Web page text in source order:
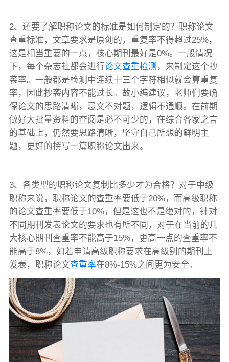
2、还要了解职称论文的标准是如何制定的？职称论文
查重标准，文章要求是原创的，重复率不得超过25%，
这是相当重要的一点，核心期刊最好是0%。一般情况
下，每个杂志社都会进行论文查重检测 ，来制定这个抄
袭率。一般都是检测中连续十三个字符相似就会算重复
率，因此抄袭内容不能过长。故小编建议，老师们要确
保论文的思路清晰，忌文不对题，逻辑不通顺。在前期
做好大批量资料的查阅是必不可少的，在综合各家之言
的基础上，仍然要思路清晰，坚守自己所想的鲜明主
题，更好的撰写一篇职称论文出来。
3、各类型的职称论文复制比多少才为合格？对于中级
职称来说，职称论文的查重率要低于20%，而高级职称
的论文查重率要低于10%，但是这也不是绝对的，针对
不同期刊发表论文的要求也有所不同，对于在当前的几
大核心期刊查重率不能高于15%，更高一点的查重率不
能高于8%，如若申请高级职称要求在高级别的期刊上
发表，职称论文查重率在8%-15%之间更为安全。